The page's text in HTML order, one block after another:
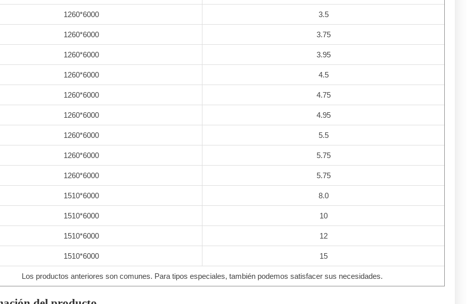
1260*6000 3.5
1260*6000 3.75
1260*6000 3.95
1260*6000 4.5
1260*6000 4.75
1260*6000 4.95
1260*6000 5.5
1260*6000 5.75
1260*6000 5.75
1510*6000 8.0
1510*6000 10
1510*6000 12
1510*6000 15
Los productos anteriores son comunes. Para tipos especiales, también podemos satisfacer sus necesidades.